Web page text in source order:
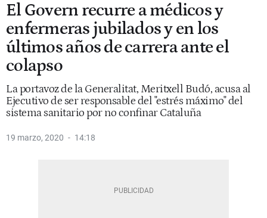
El Govern recurre a médicos y
enfermeras jubilados y en los
últimos años de carrera ante el
colapso
La portavoz de la Generalitat, Meritxell Budó, acusa al
Ejecutivo de ser responsable del "estrés máximo" del
sistema sanitario por no confinar Cataluña
19 marzo, 2020 14:18